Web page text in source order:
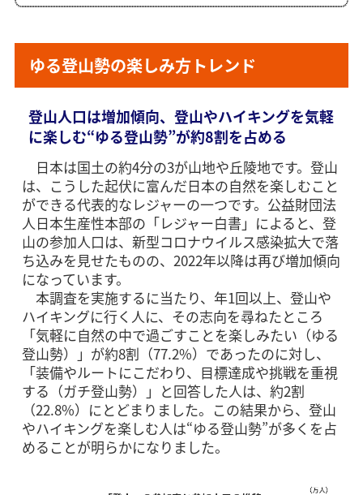
ゆる登山勢の楽しみ方トレンド
登山人口は増加傾向、登山やハイキングを気軽
に楽しむ“ゆる登山勢”が約8割を占める
日本は国土の約4分の3が山地や丘陵地です。登山
は、こうした起伏に富んだ日本の自然を楽しむこと
ができる代表的なレジャーの一つです。公益財団法
人日本生産性本部の「レジャー白書」によると、登
山の参加人口は、新型コロナウイルス感染拡大で落
ち込みを見せたものの、2022年以降は再び増加傾向
になっています。
本調査を実施するに当たり、年1回以上、登山や
ハイキングに行く人に、その志向を尋ねたところ
「気軽に自然の中で過ごすことを楽しみたい（ゆる
登山勢）」が約8割（77.2%）であったのに対し、
「装備やルートにこだわり、目標達成や挑戦を重視
する（ガチ登山勢）」と回答した人は、約2割
（22.8%）にとどまりました。この結果から、登山
やハイキングを楽しむ人は“ゆる登山勢”が多くを占
めることが明らかになりました。